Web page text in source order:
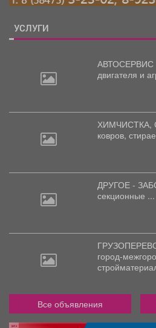
УСЛУГИ
двигателя и
ХИМЧИСТКА,
ковров,
ДРУГОЕ -
секционные ...
город-
Все объявления